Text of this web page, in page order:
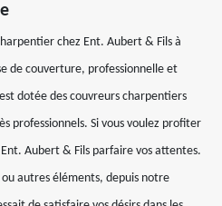
chez Ent. Aubert & Fils à
de couverture, professionnelle et
dotée des couvreurs charpentiers
professionnels. Si vous voulez profiter
Aubert & Fils parfaire vos attentes.
autres éléments, depuis notre